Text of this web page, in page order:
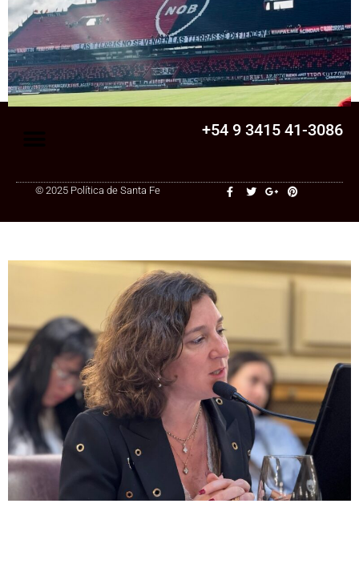
Senado
La Legislatura aprobó una ley clave para
una cooperativa de Santa Fe: ¿qué
cambia?
+54 9 3415 41-3086
© 2025 Política de Santa Fe